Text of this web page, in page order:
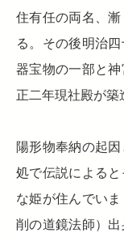
住有任の両名、
る。その後明治
器宝物の一部と
正二年現社殿が築
陽形物奉納の起
処で伝説による
な姫が住んでい
削の道鏡法師）